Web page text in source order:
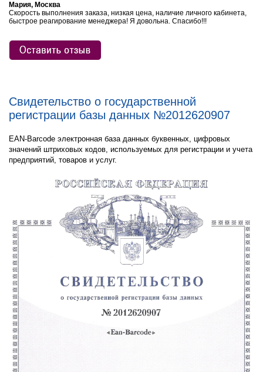
Мария, Москва
Скорость выполнения заказа, низкая цена, наличие личного кабинета,
быстрое реагирование менеджера! Я довольна. Спасибо!!!
Свидетельство о государственной
регистрации базы данных №2012620907
EAN-Barcode электронная база данных буквенных, цифровых
значений штриховых кодов, используемых для регистрации и учета
предприятий, товаров и услуг.